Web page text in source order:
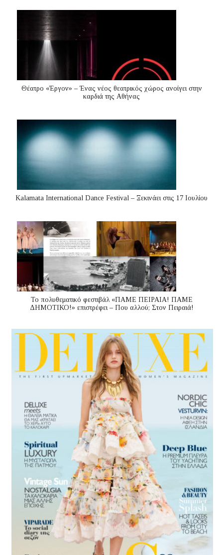
Θέατρο «Έργον» – Ένας νέος θεατρικός χώρος ανοίγει στην
καρδιά της Αθήνας
Kalamata International Dance Festival – Ξεκινάει στις 17 Ιουλίου
Το πολυθεματικό φεστιβάλ «ΠΑΜΕ ΠΕΙΡΑΙΑ! ΠΑΜΕ
ΔΗΜΟΤΙΚΟ!» επιστρέφει – Που αλλού; Στον Πειραιά!